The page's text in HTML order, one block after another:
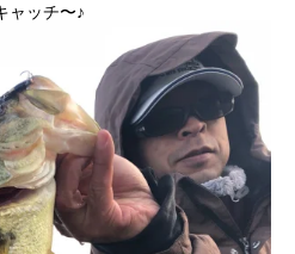
ャッチ〜♪